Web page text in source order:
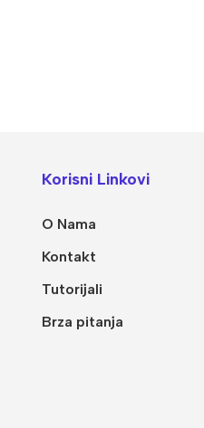
Korisni Linkovi
O Nama
Kontakt
Tutorijali
Brza pitanja